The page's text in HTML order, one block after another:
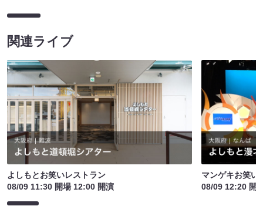
関連ライブ
よしもとお笑いレストラン
08/09 11:30 開場 12:00 開演
マンゲキお笑い
08/09 12:20 開